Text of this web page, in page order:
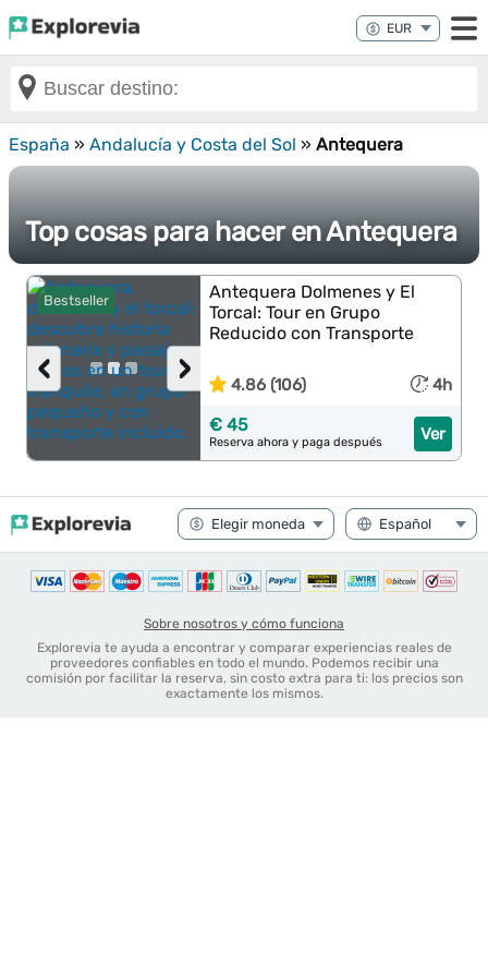
España » Andalucía y Costa del Sol » Antequera
Top cosas para hacer en Antequera
Bestseller
›
‹
Antequera Dolmenes y El
Torcal: Tour en Grupo
Reducido con Transporte
4.86 (106) 4h
Ver
€ 45
Reserva ahora y paga después
Sobre nosotros y cómo funciona
Explorevia te ayuda a encontrar y comparar experiencias reales de
proveedores confiables en todo el mundo. Podemos recibir una
comisión por facilitar la reserva, sin costo extra para ti: los precios son
exactamente los mismos.